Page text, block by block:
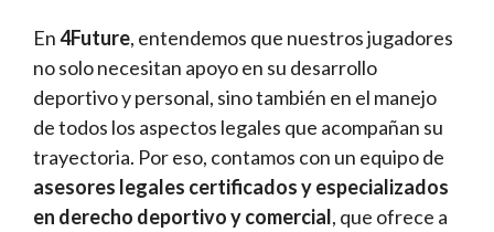
En4Future, entendemos que nuestros jugadores
no solo necesitan apoyo en su desarrollo
deportivo y personal, sino también en el manejo
de todos los aspectos legales que acompañan su
trayectoria. Por eso, contamos con un equipo de
asesores legales certificados y especializados
en derecho deportivo y comercial, que ofrece a